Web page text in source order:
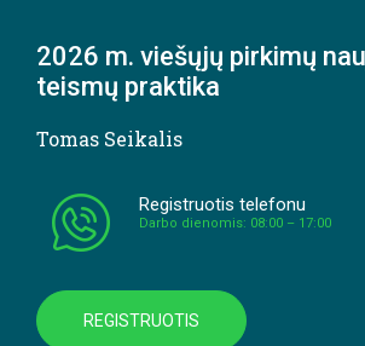
2026 m. viešųjų pirkimų
teismų praktika
Tomas Seikalis
Registruotis telefonu
Darbo dienomis: 08:00 – 17:00
REGISTRUOTIS